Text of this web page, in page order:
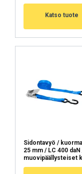
Katso tuote
Sidontavyö /
25 mm / LC 400
muovipäällysteiset